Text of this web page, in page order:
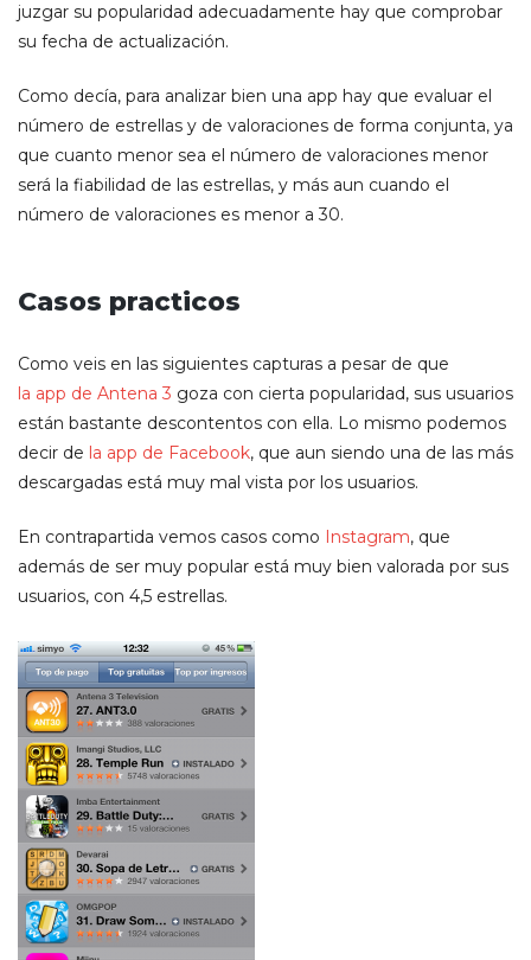
juzgar su popularidad adecuadamente hay que comprobar
su fecha de actualización.
Como decía, para analizar bien una app hay que evaluar el
número de estrellas y de valoraciones de forma conjunta, ya
que cuanto menor sea el número de valoraciones menor
será la fiabilidad de las estrellas, y más aun cuando el
número de valoraciones es menor a 30.
Casos practicos
Como veis en las siguientes capturas a pesar de que
la app de Antena 3 goza con cierta popularidad, sus usuarios
están bastante descontentos con ella. Lo mismo podemos
decir de la app de Facebook, que aun siendo una de las más
descargadas está muy mal vista por los usuarios.
En contrapartida vemos casos como Instagram, que
además de ser muy popular está muy bien valorada por sus
usuarios, con 4,5 estrellas.